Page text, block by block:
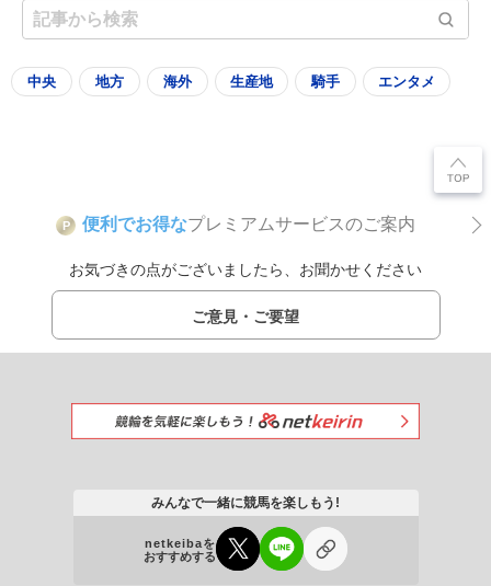
中央 地方 海外 生産地 騎手 エンタメ
P 便利でお得なプレミアムサービスのご案内
お気づきの点がございましたら、お聞かせください
ご意見・ご要望
みんなで一緒に競馬を楽しもう!
netkeibaを
おすすめする